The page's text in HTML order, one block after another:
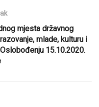
mjesta državnog
mlade, kulturu i
15.10.2020.